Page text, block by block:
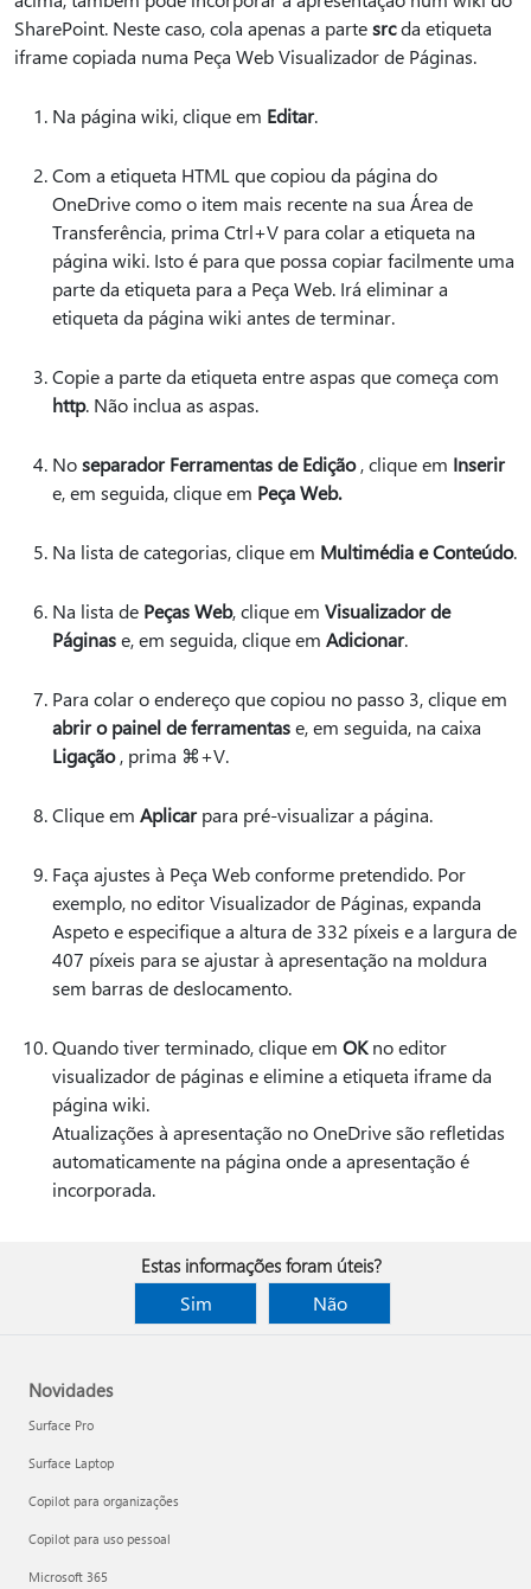
SharePoint. Neste caso, cola apenas a partesrcda etiqueta
iframe copiada numa Peça Web Visualizador de Páginas.
Na página wiki, clique em Editar.
Com a etiqueta HTML que copiou da página do
OneDrive como o item mais recente na sua Área de
Transferência, prima Ctrl+V para colar a etiqueta na
página wiki. Isto é para que possa copiar facilmente uma
parte da etiqueta para a Peça Web. Irá eliminar a
etiqueta da página wiki antes de terminar.
Copie a parte da etiqueta entre aspas que começa com
http. Não inclua as aspas.
Noseparador Ferramentas de Edição, clique em Inserir
e, em seguida, clique em Peça Web.
Na lista de categorias, clique em Multimédia e Conteúdo.
Na lista de Peças Web, clique em Visualizador de
Páginase, em seguida, clique em Adicionar.
Para colar o endereço que copiou no passo 3, clique em
abrir o painel de ferramentase, em seguida, na caixa
Ligação, prima ⌘+V.
Clique em Aplicarpara pré-visualizar a página.
Faça ajustes à Peça Web conforme pretendido. Por
exemplo, no editor Visualizador de Páginas, expanda
Aspeto e especifique a altura de 332 píxeis e a largura de
407 píxeis para se ajustar à apresentação na moldura
sem barras de deslocamento.
Quando tiver terminado, clique em OKno editor
visualizador de páginas e elimine a etiqueta iframe da
página wiki.
Atualizações à apresentação no OneDrive são refletidas
automaticamente na página onde a apresentação é
incorporada.
Estas informações foram úteis?
Sim
Não
Novidades
Surface Pro
Surface Laptop
Copilot para organizações
Copilot para uso pessoal
Microsoft 365